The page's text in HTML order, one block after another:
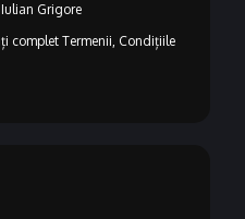
Grigore
complet Termenii, Condițiile